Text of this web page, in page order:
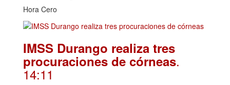
Hora Cero
IMSS Durango realiza tres
procuraciones de córneas.
14:11